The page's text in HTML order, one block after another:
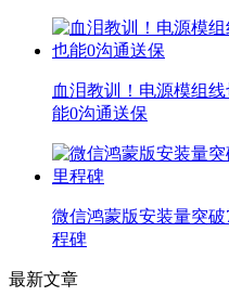
血泪教训！电源模组
能0沟通送保
微信鸿蒙版安装量突
程碑
最新文章